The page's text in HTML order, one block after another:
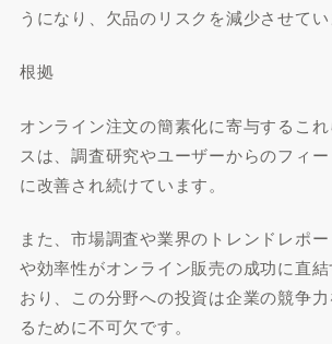
うになり、欠品のリスクを減少させてい
根拠
オンライン注文の簡素化に寄与するこ
スは、調査研究やユーザーからのフィ
に改善され続けています。
また、市場調査や業界のトレンドレポ
や効率性がオンライン販売の成功に直
おり、この分野への投資は企業の競争
るために不可欠です。